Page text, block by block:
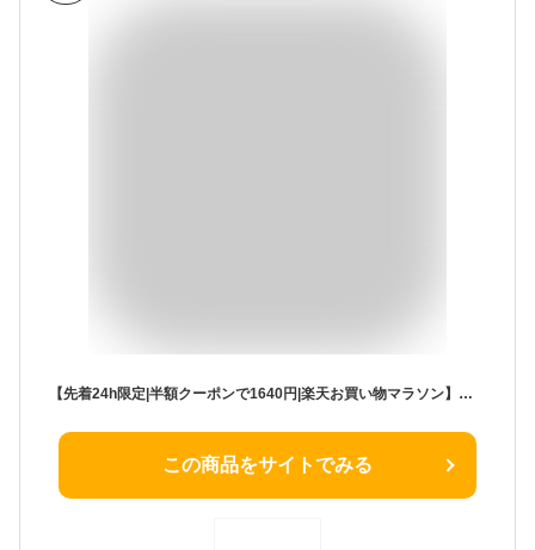
【先着24h限定|半額クーポンで1640円|楽天お買い物マラソン】累計10万本以上 公式 ネックバンド 首元 リング 冷たい 28度 ネッククーラー 熱中症対策グッズ 暑さ対策 グッズ 冷感 めちゃクール 接触冷感 キッズ 保冷剤 pcm フェス 祭り 花火 S M L 可愛い 通学 ギフト
この商品をサイトでみる